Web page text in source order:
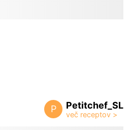
P Petitchef_SL